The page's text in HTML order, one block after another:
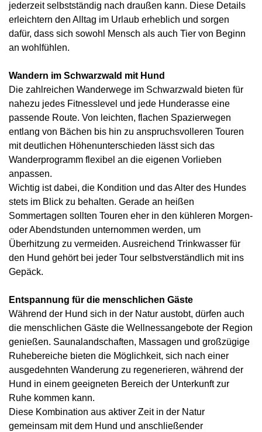
jederzeit selbstständig nach draußen kann. Diese Details
erleichtern den Alltag im Urlaub erheblich und sorgen
dafür, dass sich sowohl Mensch als auch Tier von Beginn
an wohlfühlen.
Wandern im Schwarzwald mit Hund
Die zahlreichen Wanderwege im Schwarzwald bieten für
nahezu jedes Fitnesslevel und jede Hunderasse eine
passende Route. Von leichten, flachen Spazierwegen
entlang von Bächen bis hin zu anspruchsvolleren Touren
mit deutlichen Höhenunterschieden lässt sich das
Wanderprogramm flexibel an die eigenen Vorlieben
anpassen.
Wichtig ist dabei, die Kondition und das Alter des Hundes
stets im Blick zu behalten. Gerade an heißen
Sommertagen sollten Touren eher in den kühleren Morgen-
oder Abendstunden unternommen werden, um
Überhitzung zu vermeiden. Ausreichend Trinkwasser für
den Hund gehört bei jeder Tour selbstverständlich mit ins
Gepäck.
Entspannung für die menschlichen Gäste
Während der Hund sich in der Natur austobt, dürfen auch
die menschlichen Gäste die Wellnessangebote der Region
genießen. Saunalandschaften, Massagen und großzügige
Ruhebereiche bieten die Möglichkeit, sich nach einer
ausgedehnten Wanderung zu regenerieren, während der
Hund in einem geeigneten Bereich der Unterkunft zur
Ruhe kommen kann.
Diese Kombination aus aktiver Zeit in der Natur
gemeinsam mit dem Hund und anschließender